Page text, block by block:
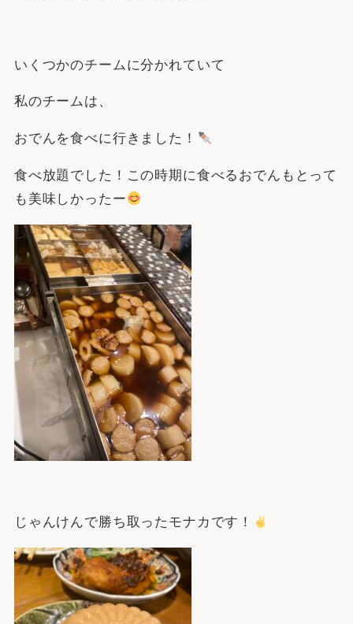
いくつかのチームに分かれていて
私のチームは、
おでんを食べに行きました！
食べ放題でした！この時期に食べるおでんもとって
も美味しかったー
じゃんけんで勝ち取ったモナカです！